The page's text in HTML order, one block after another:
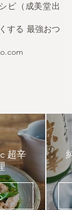
ピ（成美堂出
する 最強おつ
超辛